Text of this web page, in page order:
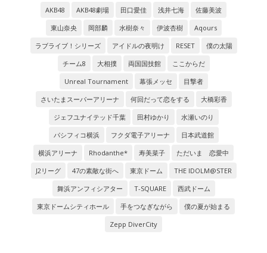
AKB48 AKB48劇場 田口愛佳 浅井七海
佐藤美波
東山奈央
岡部麟 水樹奈々 伊波杏樹
Aqours
ラブライブ！シリーズ
アイドルの夜明け RESET
僕の太陽
チーム8
大相撲 両国国技館
ここからだ
Unreal Tournament
幕張メッセ
目撃者
さいたまスーパーアリーナ
何回だって恋をする
大橋彩香
ジェフユナイテッド千葉
田村ゆかり
水瀬いのり
パシフィコ横浜
フクダ電子アリーナ
日本武道館
横浜アリーナ
Rhodanthe* 寿美菜子
ただいま 恋愛中
J2リーグ
47の素敵な街へ 東京ドーム
THE IDOLM@STER
舞浜アンフィシアター
T-SQUARE
西武ドーム
東京ドームシティホール
手をつなぎながら
僕の夏が始まる
Zepp DiverCity